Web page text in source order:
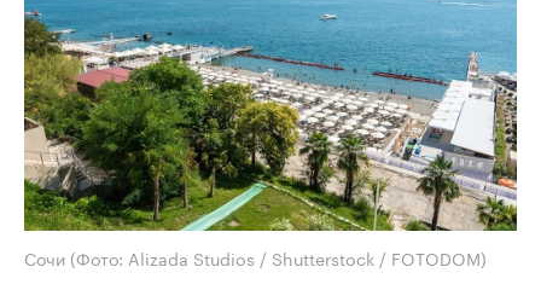
Сочи (Фото: Alizada Studios / Shutterstock / FOTODOM)